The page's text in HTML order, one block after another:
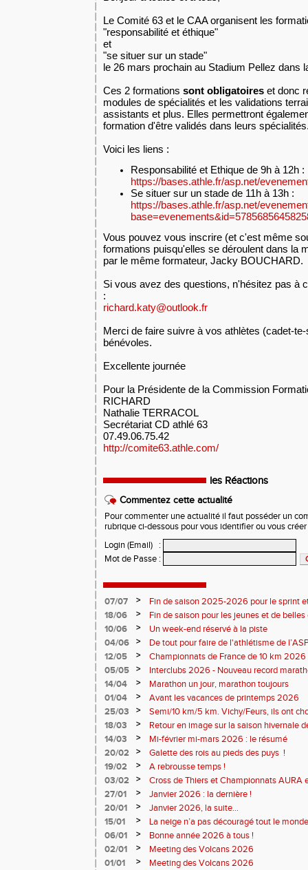
Le Comité 63 et le CAA organisent les
"responsabilité et éthique"
et
"se situer sur un stade"
le 26 mars prochain au Stadium Pellez dans
Ces 2 formations sont obligatoires et donc
modules de spécialités et les validations
assistants et plus. Elles permettront
formation d'être validés dans leurs
Voici les liens :
Responsabilité et Ethique de 9h à 12h :
https://bases.athle.fr/asp.net/
Se situer sur un stade de 11h à 13h :
https://bases.athle.fr/asp.net/
Vous pouvez vous inscrire (et c'est même
formations puisqu'elles se déroulent dans la
par le même formateur, Jacky BOUCHARD.
Si vous avez des questions, n'hésitez pas à
:
richard.katy@outlook.fr
Merci de faire suivre à vos athlètes (cadet-
bénévoles.
Excellente journée
Pour la Présidente de la Commission
RICHARD
Nathalie TERRACOL
Secrétariat CD athlé 63
07.49.06.75.42
http://comite63.athle.com/
les Réactions
Commentez cette actualité
Pour commenter une actualité il faut posséder un
rubrique ci-dessous pour vous identifier ou vous
Login (Email)
:
Mot de Passe :
07/07 >
Fin de saison 2025-2026 pour le sprint
18/06
>
Fin de saison pour les jeunes et de
10/06
>
Un week-end réservé à la piste
04/06
>
De tout pour faire de l'athlétisme de
monde souriant
12/05 >
Championnats de France de 10 km
Soirées piste
05/05 >
Interclubs 2026 - Nouveau record
résultats
14/04 >
Marathon un jour, marathon toujours
01/04
>
Avant les vacances de printemps 2026
25/03
>
Semi/10 km/5 km. Vichy/Feurs, ils ont
18/03
>
Retour en image sur la saison hivernale
14/03
>
Mi-février mi-mars 2026 : le résumé
20/02
>
Galette des rois au pieds des puys !
19/02
>
A rebrousse temps !
03/02
>
Cross de Thiers et Championnats AURA
27/01
>
Janvier 2026 : la dernière !
20/01
>
Janvier 2026, la suite...
15/01
>
La neige n’a pas découragé tout le
06/01
>
Bonne année 2026 à tous !
02/01
>
Meeting des Volcans 2026
01/01
> Meeting des Volcans 2026